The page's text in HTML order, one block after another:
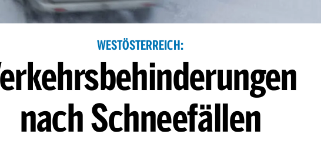
WESTÖSTERREICH:
nach Schneefällen